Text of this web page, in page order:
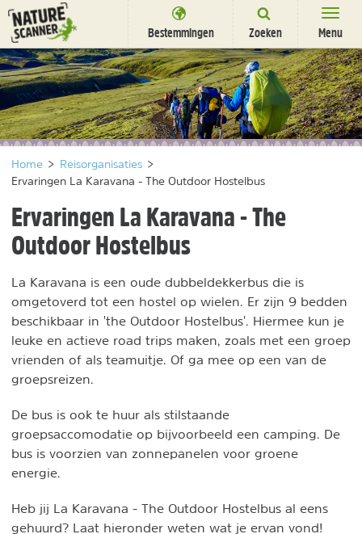
Ga
naar
content
Bestemmingen Zoeken Menu
Bestemmingen
Overnachten
Activiteiten
Natuurparken
Dieren
DEALS SHOP
Home > Reisorganisaties >
Ervaringen La Karavana - The Outdoor Hostelbus
Ervaringen La Karavana - The
Outdoor Hostelbus
La Karavana is een oude dubbeldekkerbus die is
omgetoverd tot een hostel op wielen. Er zijn 9 bedden
beschikbaar in 'the Outdoor Hostelbus'. Hiermee kun je
leuke en actieve road trips maken, zoals met een groep
vrienden of als teamuitje. Of ga mee op een van de
groepsreizen.
De bus is ook te huur als stilstaande
groepsaccomodatie op bijvoorbeeld een camping. De
bus is voorzien van zonnepanelen voor groene
energie.
Heb jij La Karavana - The Outdoor Hostelbus al eens
gehuurd? Laat hieronder weten wat je ervan vond!